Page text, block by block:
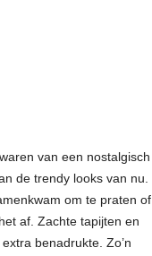
van een nostalgisch
de trendy looks van nu.
om te praten of
af. Zachte tapijten en
benadrukte. Zo’n